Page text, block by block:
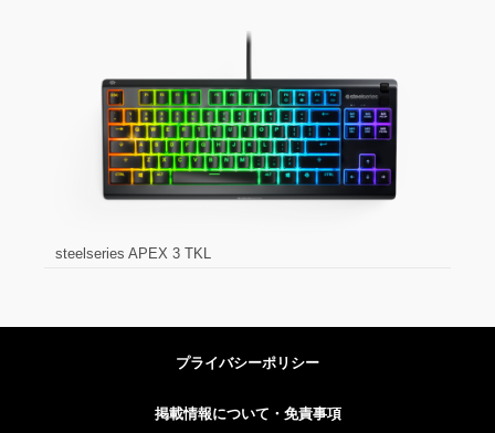
steelseries APEX 3 TKL
プライバシーポリシー
掲載情報について・免責事項